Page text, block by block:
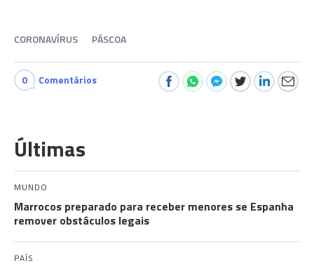
CORONAVÍRUS PÁSCOA
0 Comentários
Últimas
MUNDO
Marrocos preparado para receber menores se Espanha
remover obstáculos legais
PAÍS